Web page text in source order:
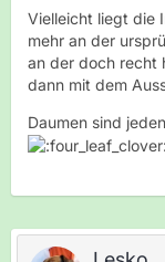
Vielleicht liegt die
mehr an der
an der doch recht
dann mit dem
Daumen sind